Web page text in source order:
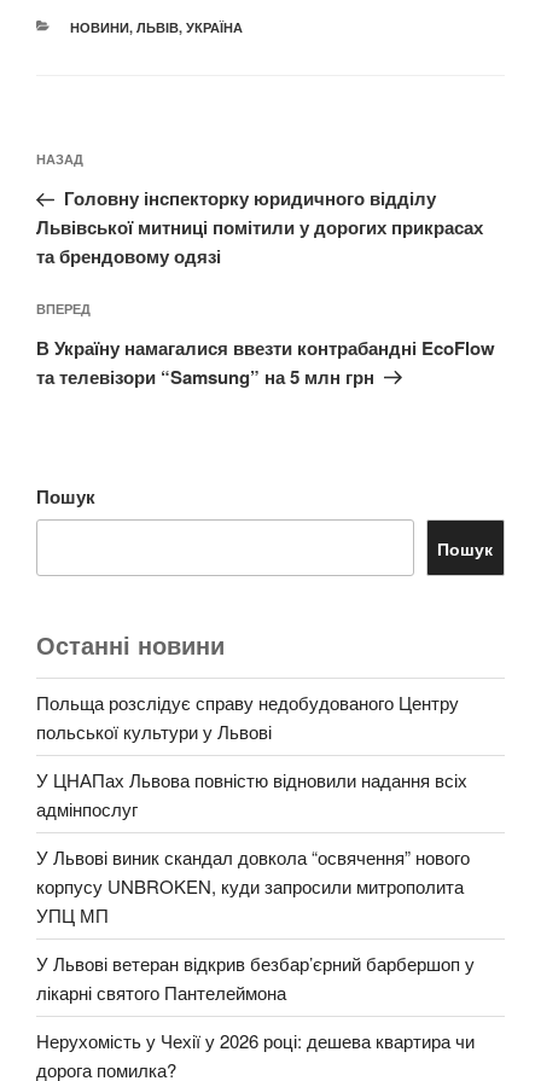
КАТЕГОРІЇ
НОВИНИ, ЛЬВІВ, УКРАЇНА
записів
Попередній
запис:
НАЗАД
Головну інспекторку юридичного відділу
Львівської митниці помітили у дорогих прикрасах
та брендовому одязі
Наступний
запис
ВПЕРЕД
В Україну намагалися ввезти контрабандні EcoFlow
та телевізори “Samsung” на 5 млн грн
Пошук
Пошук
Останні новини
Польща розслідує справу недобудованого Центру
польської культури у Львові
У ЦНАПах Львова повністю відновили надання всіх
адмінпослуг
У Львові виник скандал довкола “освячення” нового
корпусу UNBROKEN, куди запросили митрополита
УПЦ МП
У Львові ветеран відкрив безбар’єрний барбершоп у
лікарні святого Пантелеймона
Нерухомість у Чехії у 2026 році: дешева квартира чи
дорога помилка?